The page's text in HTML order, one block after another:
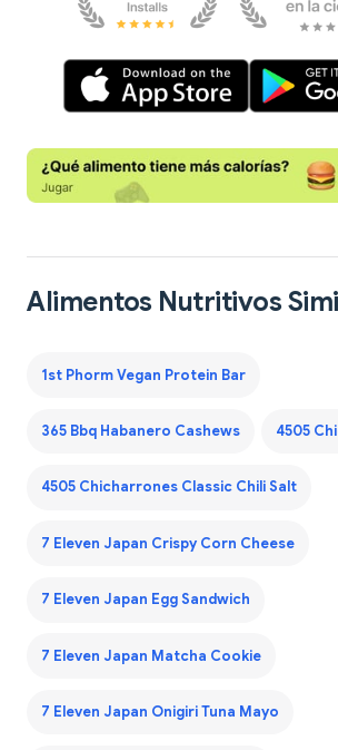
Alimentos Nutritivos
1st Phorm Vegan Protein Bar
365 Bbq Habanero Cashews 4505
4505 Chicharrones Classic Chili Salt
7 Eleven Japan Crispy Corn Cheese
7 Eleven Japan Egg Sandwich
7 Eleven Japan Matcha Cookie
7 Eleven Japan Onigiri Tuna Mayo